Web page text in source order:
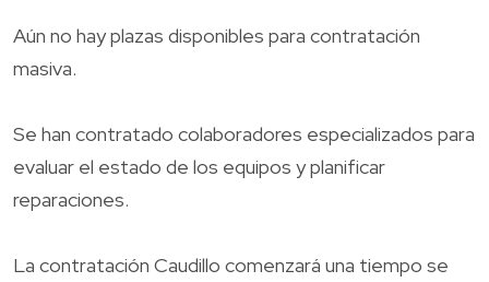
Aún no hay plazas disponibles para contratación
masiva.
Se han contratado colaboradores especializados para
evaluar el estado de los equipos y planificar
reparaciones.
La contratación Caudillo comenzará una tiempo se